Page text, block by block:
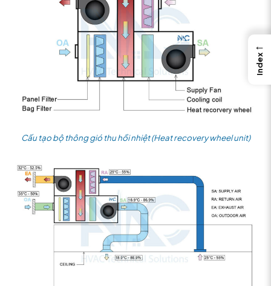
Cấu tạo bộ thông gió thu hồi nhiệt (Heat recovery wheel unit)
←
Index